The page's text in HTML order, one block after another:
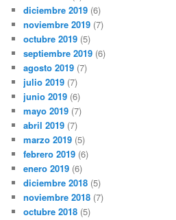
diciembre 2019 (6)
noviembre 2019 (7)
octubre 2019 (5)
septiembre 2019 (6)
agosto 2019 (7)
julio 2019 (7)
junio 2019 (6)
mayo 2019 (7)
abril 2019 (7)
marzo 2019 (5)
febrero 2019 (6)
enero 2019 (6)
diciembre 2018 (5)
noviembre 2018 (7)
octubre 2018 (5)